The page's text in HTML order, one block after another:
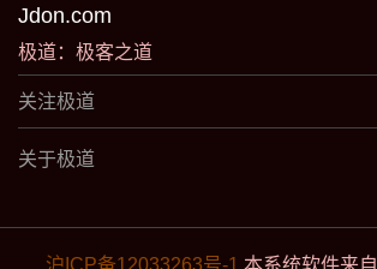
Jdon.com
极道：极客之道
关注极道
关于极道